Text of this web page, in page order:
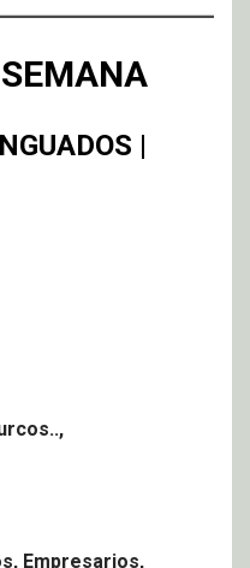
|
Empresarios,